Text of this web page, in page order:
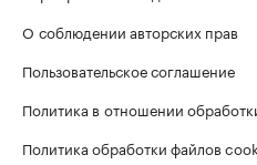
О соблюдении авторских прав
Пользовательское соглашение
Политика в отношении
Политика обработки файлов